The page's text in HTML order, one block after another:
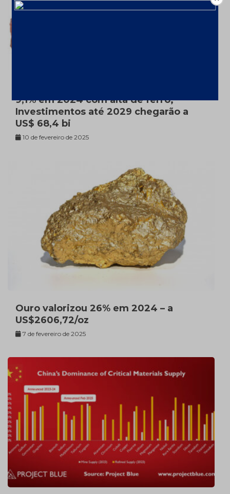
9,1% em 2024 com alta de ferro;
Investimentos até 2029 chegarão a
US$ 68,4 bi
10 de fevereiro de 2025
Ouro valorizou 26% em 2024 – a
US$2606,72/oz
7 de fevereiro de 2025